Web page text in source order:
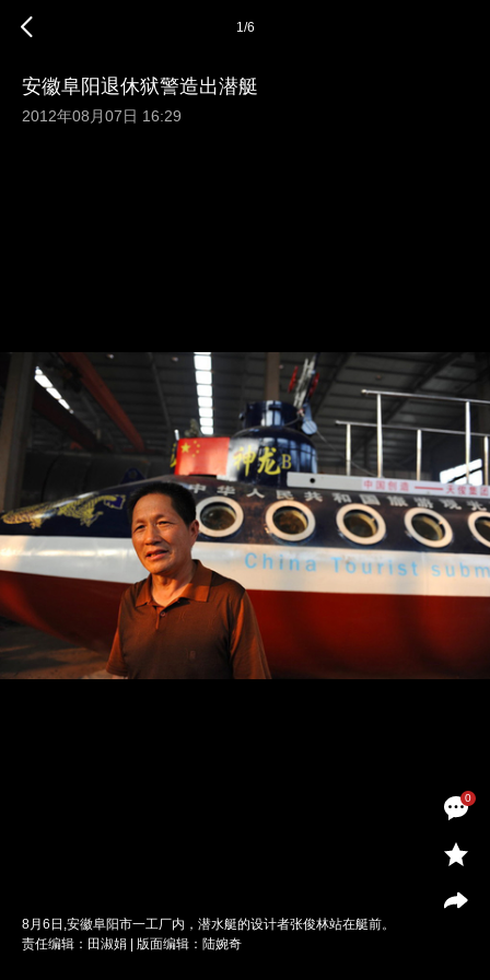
0
1/6
安徽阜阳退休狱警造出潜艇
2012年08月07日 16:29
8月6日,安徽阜阳市一工厂内，潜水艇的设计者张俊林站在艇前。
责任编辑：田淑娟 | 版面编辑：陆婉奇